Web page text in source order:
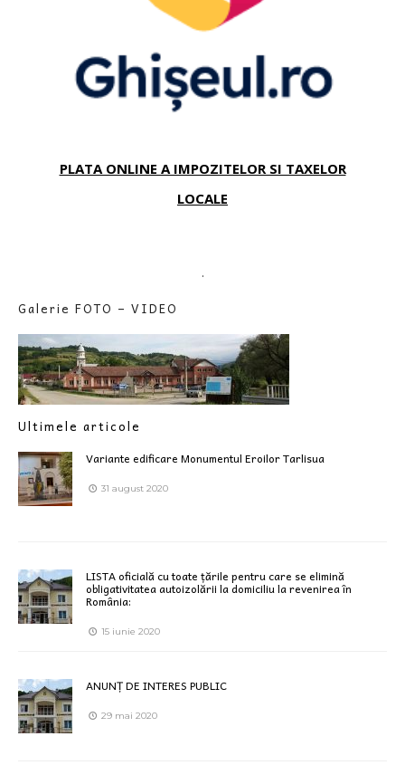
PLATA ONLINE A IMPOZITELOR SI TAXELOR
LOCALE
.
Galerie FOTO – VIDEO
Ultimele articole
Variante edificare Monumentul Eroilor Tarlisua
31 august 2020
LISTA oficială cu toate țările pentru care se elimină
obligativitatea autoizolării la domiciliu la revenirea în
România:
15 iunie 2020
ANUNȚ DE INTERES PUBLIC
29 mai 2020